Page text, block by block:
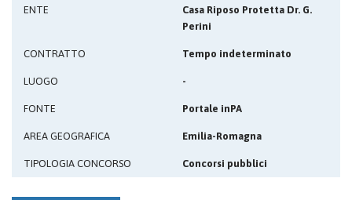
ENTE
Casa Riposo Protetta Dr. G.
Perini
CONTRATTO Tempo indeterminato
LUOGO -
FONTE Portale inPA
AREA GEOGRAFICA Emilia-Romagna
TIPOLOGIA CONCORSO Concorsi pubblici